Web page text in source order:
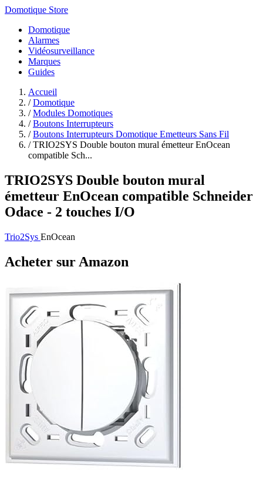
Domotique Store
Domotique
Alarmes
Vidéosurveillance
Marques
Guides
Accueil
/ Domotique
/ Modules Domotiques
/ Boutons Interrupteurs
/ Boutons Interrupteurs Domotique Emetteurs Sans Fil
/ TRIO2SYS Double bouton mural émetteur EnOcean
compatible Sch...
TRIO2SYS Double bouton mural
émetteur EnOcean compatible Schneider
Odace - 2 touches I/O
Trio2Sys EnOcean
Acheter sur Amazon